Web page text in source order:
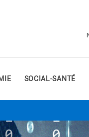
SOCIAL-SANTÉ